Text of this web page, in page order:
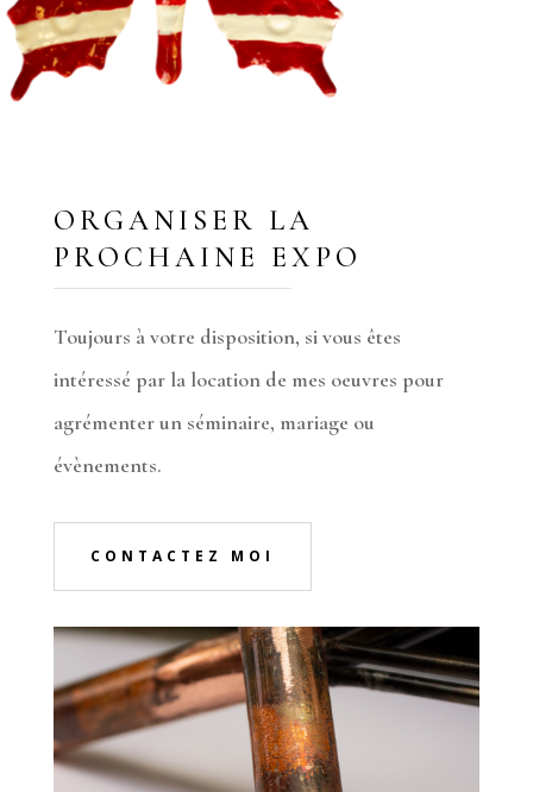
ORGANISER LA
PROCHAINE EXPO
Toujours à votre disposition, si vous êtes
intéressé par la location de mes oeuvres pour
agrémenter un séminaire, mariage ou
évènements.
CONTACTEZ MOI